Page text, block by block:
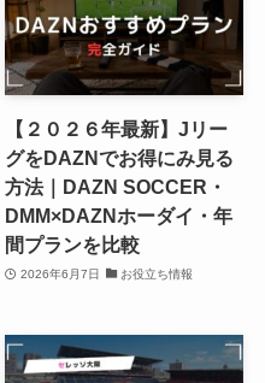
【２０２６年最新】Jリー
グをDAZNでお得にみ見る
方法｜DAZN SOCCER・
DMM×DAZNホーダイ・年
間プランを比較
2026年6月7日 お役立ち情報